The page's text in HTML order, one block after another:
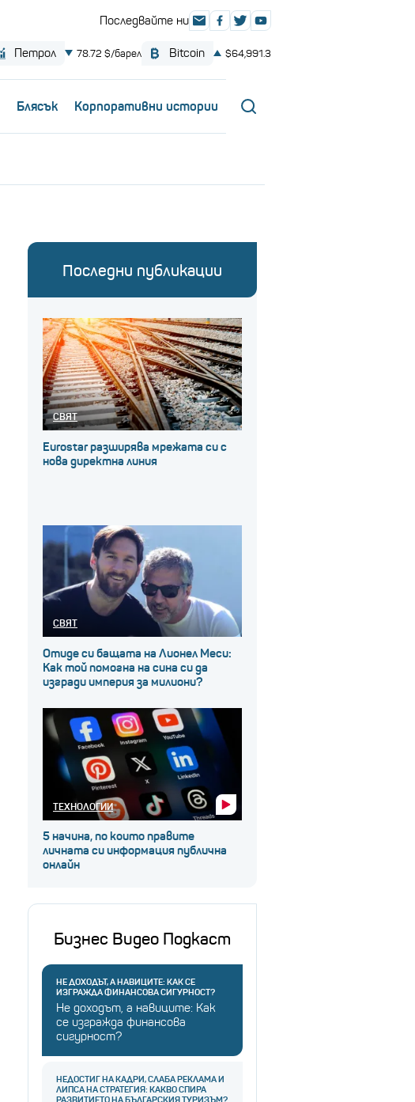
Блясък Корпоративни истории
Последни публикации
СВЯТ
Eurostar разширява мрежата си с
нова директна линия
СВЯТ
Отиде си бащата на Лионел Меси:
Как той помогна на сина си да
изгради империя за милиони?
ТЕХНОЛОГИИ
5 начина, по които правите
личната си информация публична
онлайн
Бизнес Видео Подкаст
НЕ ДОХОДЪТ, А НАВИЦИТЕ: КАК СЕ
ИЗГРАЖДА ФИНАНСОВА СИГУРНОСТ?
Не доходът, а навиците: Как
се изгражда финансова
сигурност?
НЕДОСТИГ НА КАДРИ, СЛАБА РЕКЛАМА И
ЛИПСА НА СТРАТЕГИЯ: КАКВО СПИРА
РАЗВИТИЕТО НА БЪЛГАРСКИЯ ТУРИЗЪМ?